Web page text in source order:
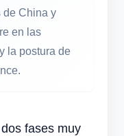
de China y
en las
la postura de
fases muy